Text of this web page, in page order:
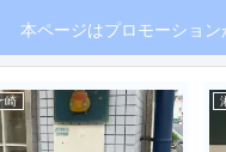
本ページはプロモーション
崎